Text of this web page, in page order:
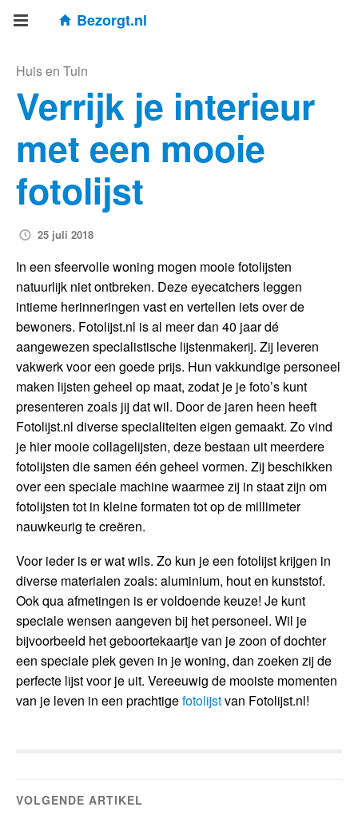
Bezorgt.nl
Huis en Tuin
Verrijk je interieur
met een mooie
fotolijst
25 juli 2018
In een sfeervolle woning mogen mooie fotolijsten
natuurlijk niet ontbreken. Deze eyecatchers leggen
intieme herinneringen vast en vertellen iets over de
bewoners. Fotolijst.nl is al meer dan 40 jaar dé
aangewezen specialistische lijstenmakerij. Zij leveren
vakwerk voor een goede prijs. Hun vakkundige personeel
maken lijsten geheel op maat, zodat je je foto’s kunt
presenteren zoals jij dat wil. Door de jaren heen heeft
Fotolijst.nl diverse specialiteiten eigen gemaakt. Zo vind
je hier mooie collagelijsten, deze bestaan uit meerdere
fotolijsten die samen één geheel vormen. Zij beschikken
over een speciale machine waarmee zij in staat zijn om
fotolijsten tot in kleine formaten tot op de millimeter
nauwkeurig te creëren.
Voor ieder is er wat wils. Zo kun je een fotolijst krijgen in
diverse materialen zoals: aluminium, hout en kunststof.
Ook qua afmetingen is er voldoende keuze! Je kunt
speciale wensen aangeven bij het personeel. Wil je
bijvoorbeeld het geboortekaartje van je zoon of dochter
een speciale plek geven in je woning, dan zoeken zij de
perfecte lijst voor je uit. Vereeuwig de mooiste momenten
van je leven in een prachtigefotolijstvan Fotolijst.nl!
VOLGENDE ARTIKEL